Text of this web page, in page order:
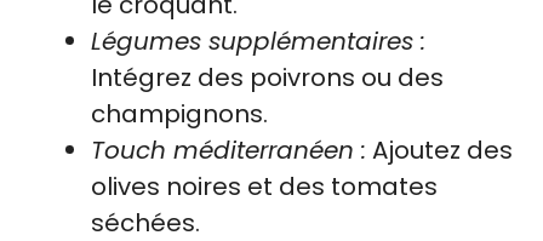
Légumes supplémentaires :
Intégrez des poivrons ou des
champignons.
Touch méditerranéen : Ajoutez des
olives noires et des tomates
séchées.